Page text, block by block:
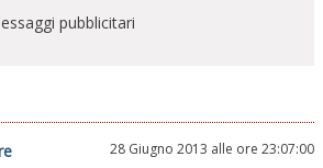
pubblicitari
28 Giugno 2013 alle ore 23:07:00